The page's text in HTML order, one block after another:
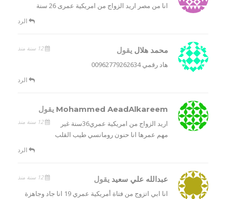
انا من مصر اريد الزواج من امريكية عمرى 26 سنة
الرد
محمد هلال يقول 12 سنة منذ
هاد رقمي 00962779262634
الرد
Mohammed AeadAlkareem يقول
12 سنة منذ
اريد الزواج من امريكية عمري36سنة غير
مهم عمرها انا حنون رومانسي طيب القلب
الرد
عبدالله علي سعيد يقول 12 سنة منذ
انا ابي اتزوج من فتاة أمريكية عمري 19 انا جاد وجاهزة